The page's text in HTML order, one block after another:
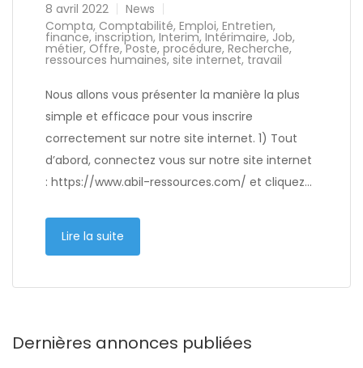
8 avril 2022
News
Compta, Comptabilité, Emploi, Entretien,
finance, inscription, Interim, Intérimaire, Job,
métier, Offre,Poste, procédure, Recherche,
ressources humaines, site internet, travail
Nous allons vous présenter la manière la plus
simple et efficace pour vous inscrire
correctement sur notre site internet. 1) Tout
d’abord, connectez vous sur notre site internet
: https://www.abil-ressources.com/ et cliquez…
Lire la suite
Dernières annonces publiées